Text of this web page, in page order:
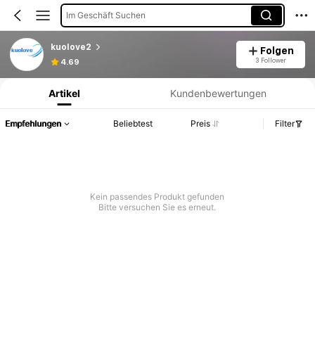
Im Geschäft Suchen
kuolove2
4.69
Folgen
3 Follower
Produktinformation: Preisangabe, Verkaufs- und Lagerbestandsdetails.
Artikel Kundenbewertungen
Empfehlungen Beliebtest Preis Filter
Kein passendes Produkt gefunden
Bitte versuchen Sie es erneut.